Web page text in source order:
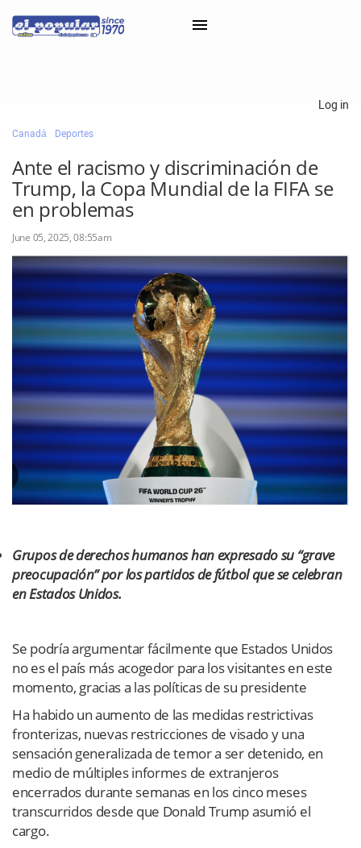
Classifieds
Categorías
Iniciar sesión con Clascal
×
Log in
Canadá Deportes
Ante el racismo y discriminación de
Trump, la Copa Mundial de la FIFA se
en problemas
June 05, 2025, 08:55am
Grupos de derechos humanos han expresado su “grave
preocupación” por los partidos de fútbol que se celebran
en Estados Unidos.
Se podría argumentar fácilmente que Estados Unidos
no es el país más acogedor para los visitantes en este
momento, gracias a las políticas de su presidente
Ha habido un aumento de las medidas restrictivas
fronterizas, nuevas restricciones de visado y una
sensación generalizada de temor a ser detenido, en
medio de múltiples informes de extranjeros
encerrados durante semanas en los cinco meses
transcurridos desde que Donald Trump asumió el
cargo.